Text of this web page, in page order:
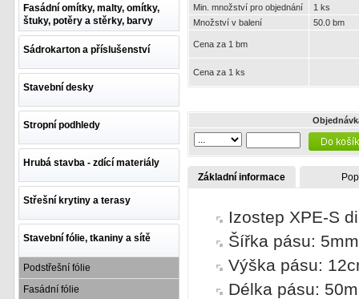
Fasádní omítky, malty, omítky,
štuky, potěry a stěrky, barvy
Sádrokarton a příslušenství
Stavební desky
Stropní podhledy
Hrubá stavba - zdící materiály
Střešní krytiny a terasy
Stavební fólie, tkaniny a sítě
Podstřešní fólie
Fasádní fólie
Min. množství pro objednání
1 ks
Množství v balení
50.0 bm
Cena za 1 bm
Cena za 1 ks
Základní informace
Izostep XPE-S
Šířka pásu: 5mm
Výška pásu:
Délka pásu: 50m